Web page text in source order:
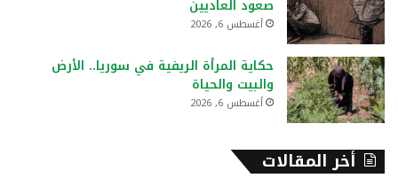
صعود العاديين
أغسطس 6, 2026
حكاية المرأة الريفية في سوريا.. الأرض
والبيت والحياة
أغسطس 6, 2026
أخر المقالات